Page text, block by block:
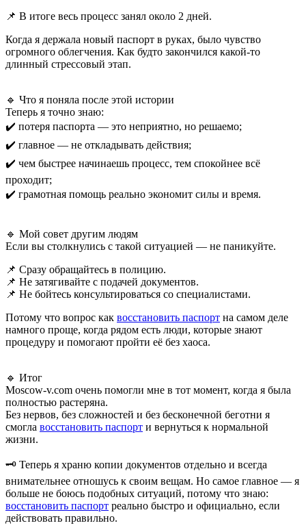
📌 В итоге весь процесс занял около 2 дней.
Когда я держала новый паспорт в руках, было чувство
огромного облегчения. Как будто закончился какой-то
длинный стрессовый этап.
🔹 Что я поняла после этой истории
Теперь я точно знаю:
✔️ потеря паспорта — это неприятно, но решаемо;
✔️ главное — не откладывать действия;
✔️ чем быстрее начинаешь процесс, тем спокойнее всё
проходит;
✔️ грамотная помощь реально экономит силы и время.
🔹 Мой совет другим людям
Если вы столкнулись с такой ситуацией — не паникуйте.
📌 Сразу обращайтесь в полицию.
📌 Не затягивайте с подачей документов.
📌 Не бойтесь консультироваться со специалистами.
Потому что вопрос как восстановить паспорт на самом деле
намного проще, когда рядом есть люди, которые знают
процедуру и помогают пройти её без хаоса.
🔹 Итог
Moscow-v.com очень помогли мне в тот момент, когда я была
полностью растеряна.
Без нервов, без сложностей и без бесконечной беготни я
смогла восстановить паспорт и вернуться к нормальной
жизни.
🗝️ Теперь я храню копии документов отдельно и всегда
внимательнее отношусь к своим вещам. Но самое главное — я
больше не боюсь подобных ситуаций, потому что знаю:
восстановить паспорт реально быстро и официально, если
действовать правильно.